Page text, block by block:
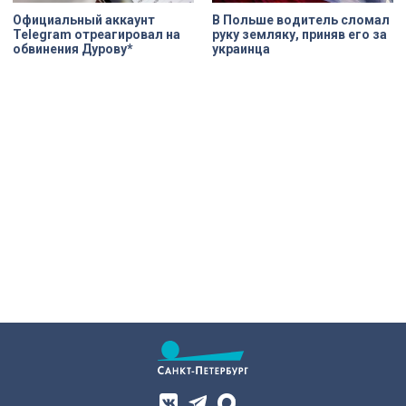
Официальный аккаунт
Telegram отреагировал на
обвинения Дурову*
В Польше водитель сломал
руку земляку, приняв его за
украинца